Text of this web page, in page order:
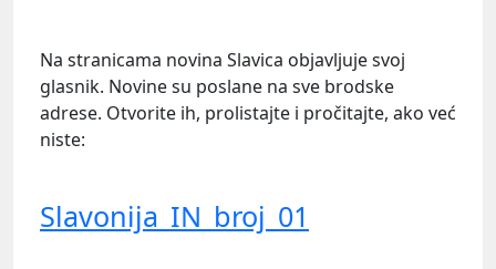
Na stranicama novina Slavica objavljuje svoj
glasnik. Novine su poslane na sve brodske
adrese. Otvorite ih, prolistajte i pročitajte, ako već
niste:
Slavonija_IN_broj_01